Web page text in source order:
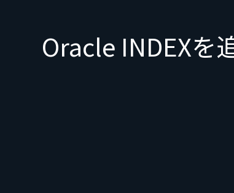
Oracle INDEXを